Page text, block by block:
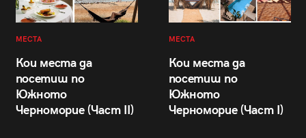
МЕСТА
Кои места да
посетиш по
Южното
Черноморие (Част II)
МЕСТА
Кои места да
посетиш по
Южното
Черноморие (Част I)